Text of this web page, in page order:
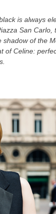
is always
San Carlo,
shadow of the
of Celine:
.